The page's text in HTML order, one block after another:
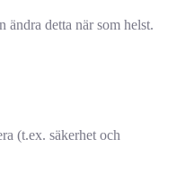
detta när som helst.
(t.ex. säkerhet och